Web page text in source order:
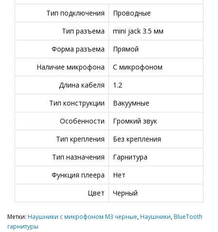
Тип подключения
Проводные
Тип разъема
mini jack 3.5 мм
Форма разъема
Прямой
Наличие микрофона
С микрофоном
Длина кабеля
1.2
Тип конструкции
Вакуумные
Особенности
Громкий звук
Тип крепления
Без крепления
Тип назначения
Гарнитура
Функция плеера
Нет
Цвет
Черный
Метки: Наушники с микрофоном M3 черные,Наушники,BlueTooth
гарнитуры